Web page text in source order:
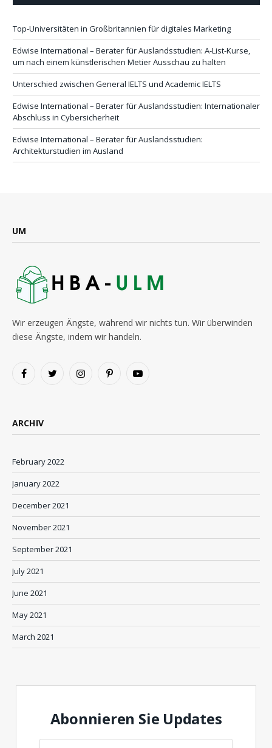
Top-Universitäten in Großbritannien für digitales Marketing
Edwise International – Berater für Auslandsstudien: A-List-Kurse,
um nach einem künstlerischen Metier Ausschau zu halten
Unterschied zwischen General IELTS und Academic IELTS
Edwise International – Berater für Auslandsstudien: Internationaler
Abschluss in Cybersicherheit
Edwise International – Berater für Auslandsstudien:
Architekturstudien im Ausland
UM
Wir erzeugen Ängste, während wir nichts tun. Wir überwinden
diese Ängste, indem wir handeln.
FacebookTwitter InstagramPinterestYouTube
ARCHIV
February 2022
January 2022
December 2021
November 2021
September 2021
July 2021
June 2021
May 2021
March 2021
Abonnieren Sie Updates